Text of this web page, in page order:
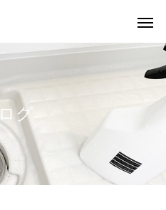
グ ハウスクリ
コラム
グ